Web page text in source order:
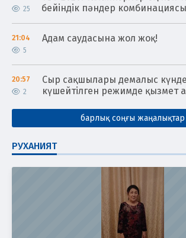
25
бейіндік пәндер комбинациясы
21:04
5
Адам саудасына жол жоқ!
20:57
2
Сыр сақшылары демалыс
күшейтілген режимде қызмет
барлық соңғы жаңалықтар
РУХАНИЯТ